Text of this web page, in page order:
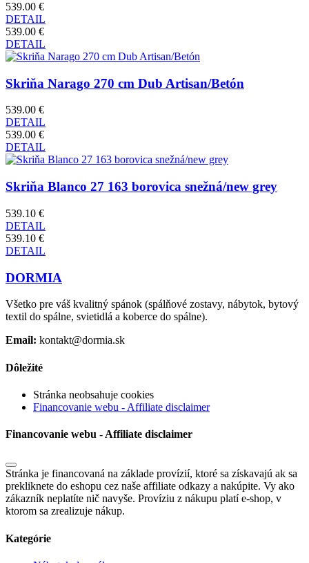
539.00 €
DETAIL
539.00 €
DETAIL
Skriňa Narago 270 cm Dub Artisan/Betón
539.00 €
DETAIL
539.00 €
DETAIL
Skriňa Blanco 27 163 borovica snežná/new grey
539.10 €
DETAIL
539.10 €
DETAIL
DORMIA
Všetko pre váš kvalitný spánok (spálňové zostavy, nábytok, bytový
textil do spálne, svietidlá a koberce do spálne).
Email: kontakt@dormia.sk
Dôležité
Stránka neobsahuje cookies
Financovanie webu - Affiliate disclaimer
Financovanie webu - Affiliate disclaimer
Stránka je financovaná na základe provízií, ktoré sa získavajú ak sa
prekliknete do eshopu cez naše affiliate odkazy a nakúpite. Vy ako
zákazník neplatíte nič navyše. Províziu z nákupu platí e-shop, v
ktorom sa zrealizuje nákup.
Kategórie